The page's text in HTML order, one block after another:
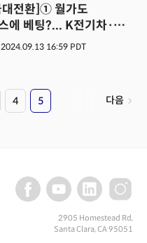
대전환]① 월가도
에 베팅?... K전기차·
미래는?
2024.09.13 16:59 PDT
4 5 다음
2905 Homestead Rd,
Santa Clara, CA 95051